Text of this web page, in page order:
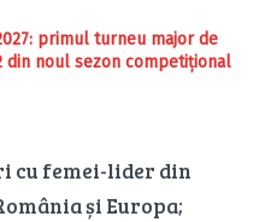
primul turneu major de
din noul sezon competițional
cu femei-lider din
și Europa;